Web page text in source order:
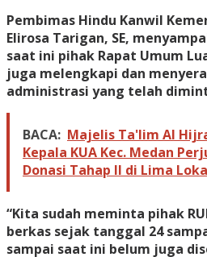
Pembimas Hindu Kanwil
Elirosa Tarigan, SE,
saat ini pihak Rapat Umum
juga melengkapi dan
administrasi yang telah
BACA: Majelis Ta'lim Al
Kepala KUA Kec. Medan
Donasi Tahap II di Lima
“Kita sudah meminta pihak
berkas sejak tanggal 24
sampai saat ini belum juga